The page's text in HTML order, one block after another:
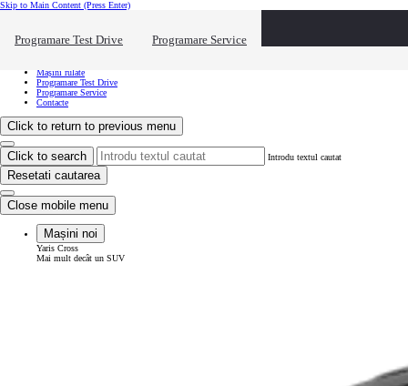
Skip to Main Content (Press Enter)
Programare Test Drive Programare Service
Vreau să văd... Click to close the reach out overlay
Mașini rulate
Programare Test Drive
Programare Service
Contacte
Click to return to previous menu
Click to search Introdu textul cautat
Resetati cautarea
Close mobile menu
Mașini noi
Yaris Cross
Mai mult decât un SUV